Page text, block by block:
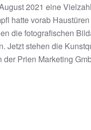
2021 eine
hatte vorab
die fotografischen
Jetzt stehen die
Prien Marketing